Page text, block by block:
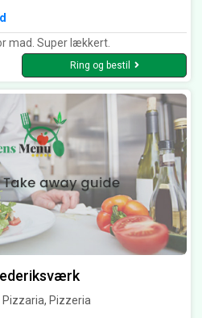
mad. Super lækkert.
Ring og bestil
Pizzaria, Pizzeria